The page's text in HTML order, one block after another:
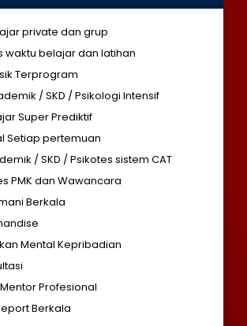
private dan grup
waktu belajar dan latihan
Terprogram
/ SKD / Psikologi Intensif
Super Prediktif
Setiap pertemuan
/ SKD / Psikotes sistem CAT
PMK dan Wawancara
Berkala
Mental Kepribadian
Profesional
Berkala